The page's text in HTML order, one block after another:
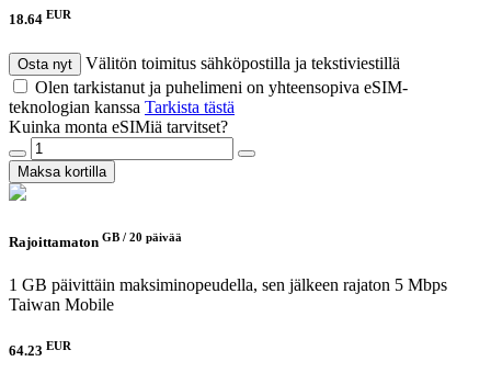
18.64 EUR
Osta nyt
Välitön toimitus sähköpostilla ja tekstiviestillä
Olen tarkistanut ja puhelimeni on yhteensopiva eSIM-
teknologian kanssa Tarkista tästä
Kuinka monta eSIMiä tarvitset?
Maksa kortilla
Rajoittamaton GB / 20 päivää
1 GB päivittäin maksiminopeudella, sen jälkeen rajaton 5 Mbps
Taiwan Mobile
64.23 EUR